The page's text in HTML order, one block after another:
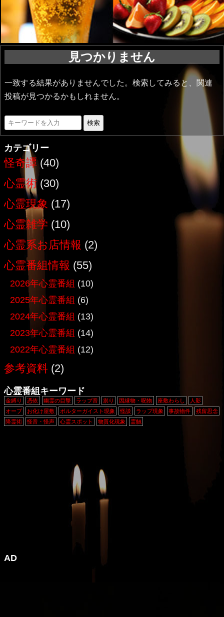
見つかりません
一致する結果がありませんでした。検索してみると、関連
投稿が見つかるかもしれません。
検索
カテゴリー
怪奇譚(40)
心霊術(30)
心霊現象 (17)
心霊雑学 (10)
心霊系お店情報 (2)
心霊番組情報 (55)
2026年心霊番組 (10)
2025年心霊番組 (6)
2024年心霊番組 (13)
2023年心霊番組 (14)
2022年心霊番組 (12)
参考資料 (2)
心霊番組キーワード
金縛り 憑依 幽霊の目撃 ラップ音 祟り 因縁物・呪物 座敷わらし
人影
オーブ
お化け屋敷 ポルターガイスト現象 怪談 ラップ現象 事故物件
残留思念
降霊術
怪音・怪声 心霊スポット 物質化現象 霊触
AD